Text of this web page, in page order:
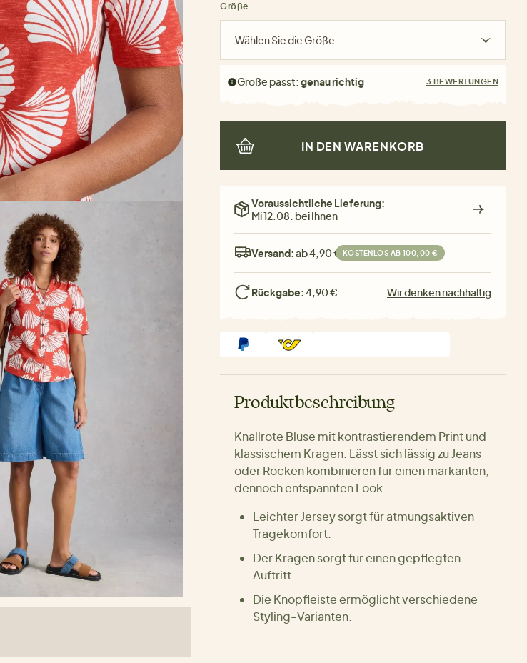
Größe
Wählen Sie die Größe
Größe passt:genau richtig 3 BEWERTUNGEN
IN DEN WARENKORB
Voraussichtliche Lieferung:
Mi 12.08. bei Ihnen
Versand:ab 4,90 € KOSTENLOS AB 100,00 €
Rückgabe:4,90 € Wir denken nachhaltig
Produktbeschreibung
Knallrote Bluse mit kontrastierendem Print und
klassischem Kragen. Lässt sich lässig zu Jeans
oder Röcken kombinieren für einen markanten,
dennoch entspannten Look.
Leichter Jersey sorgt für atmungsaktiven
Tragekomfort.
Der Kragen sorgt für einen gepflegten
Auftritt.
Die Knopfleiste ermöglicht verschiedene
Styling-Varianten.